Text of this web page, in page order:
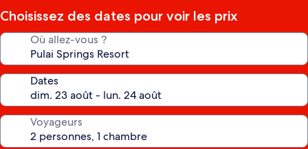
Choisissez des dates pour voir les prix
Où allez-vous ?
Dates
Voyageurs